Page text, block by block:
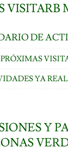
VISITARB
DE
PRÓXIMAS
YA
Y